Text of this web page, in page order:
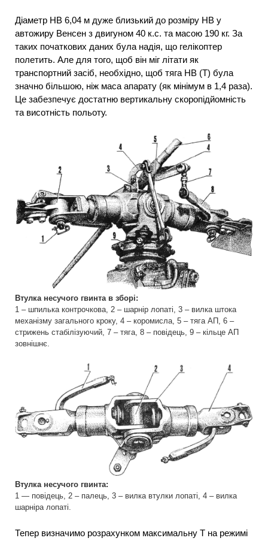
Діаметр НВ 6,04 м дуже близький до розміру НВ у
автожиру Венсен з двигуном 40 к.с. та масою 190 кг. За
таких початкових даних була надія, що гелікоптер
полетить. Але для того, щоб він міг літати як
транспортний засіб, необхідно, щоб тяга НВ (Т) була
значно більшою, ніж маса апарату (як мінімум в 1,4 раза).
Це забезпечує достатню вертикальну скоропідйомність
та висотність польоту.
Втулка несучого гвинта в зборі:
1 – шпилька контрочкова, 2 – шарнір лопаті, 3 – вилка штока
механізму загального кроку, 4 – коромисла, 5 – тяга АП, 6 –
стрижень стабілізуючий, 7 – тяга, 8 – повідець, 9 – кільце АП
зовнішнє.
Втулка несучого гвинта:
1 — повідець, 2 – палець, 3 – вилка втулки лопаті, 4 – вилка
шарніра лопаті.
Тепер визначимо розрахунком максимальну Т на режимі